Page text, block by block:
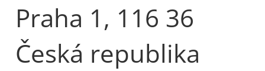
Praha 1, 116 36
Česká republika